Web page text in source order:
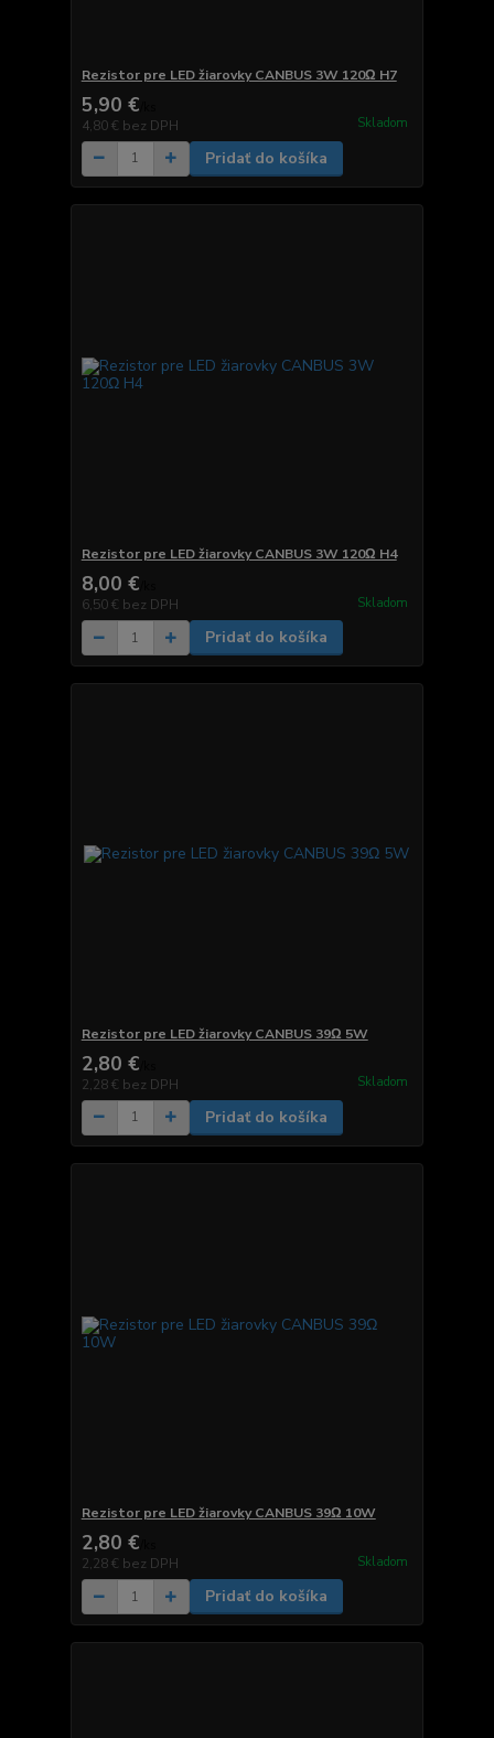
Rezistor pre LED žiarovky CANBUS 3W 120Ω H7
5,90 €
4,80 € bez DPH Skladom
Pridať do košíka
Rezistor pre LED žiarovky CANBUS 3W 120Ω H4
8,00 €
6,50 € bez DPH Skladom
Pridať do košíka
Rezistor pre LED žiarovky CANBUS 39Ω 5W
2,80 €
2,28 € bez DPH Skladom
Pridať do košíka
Rezistor pre LED žiarovky CANBUS 39Ω 10W
2,80 €
2,28 € bez DPH Skladom
Pridať do košíka